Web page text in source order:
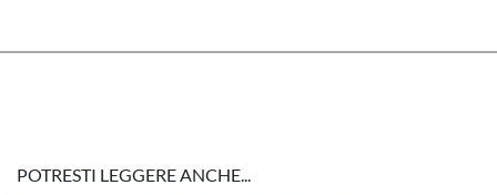
POTRESTI LEGGERE ANCHE...